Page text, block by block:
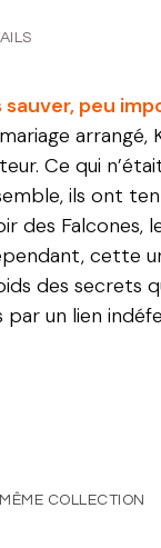
peu
arrangé,
Ce qui
ils ont
des Falcones,
cette
des secrets
un lien
MÊME COLLECTION